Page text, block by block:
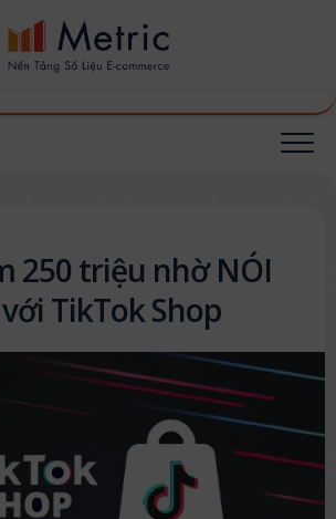
250 triệu nhờ NÓI
TikTok Shop